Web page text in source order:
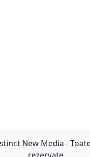
New Media -